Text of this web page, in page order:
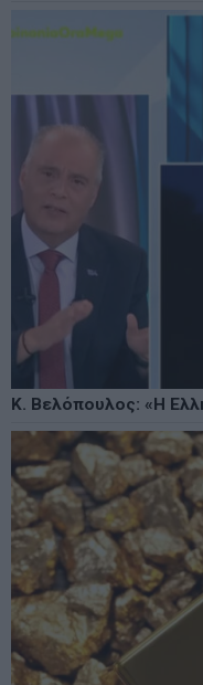
Κ. Βελόπουλος: «Η